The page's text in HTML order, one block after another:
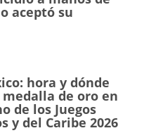
aceptó su
hora y dónde
de oro en
de los Juegos
y del Caribe 2026